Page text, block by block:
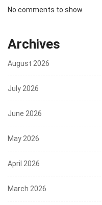
No comments to show.
Archives
August 2026
July 2026
June 2026
May 2026
April 2026
March 2026